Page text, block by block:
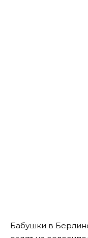
Бабушки в